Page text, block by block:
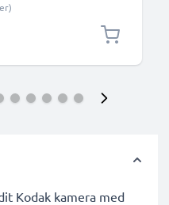
Kodak kamera med